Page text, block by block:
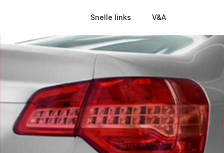
Snelle links V&A